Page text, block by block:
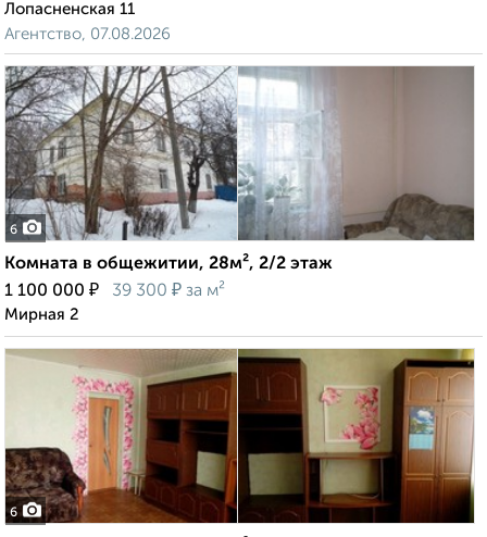
Лопасненская 11
Агентство, 07.08.2026
6
Комната в общежитии, 28м², 2/2 этаж
1 100 000 ₽ 39 300 ₽ за м²
Мирная 2
6